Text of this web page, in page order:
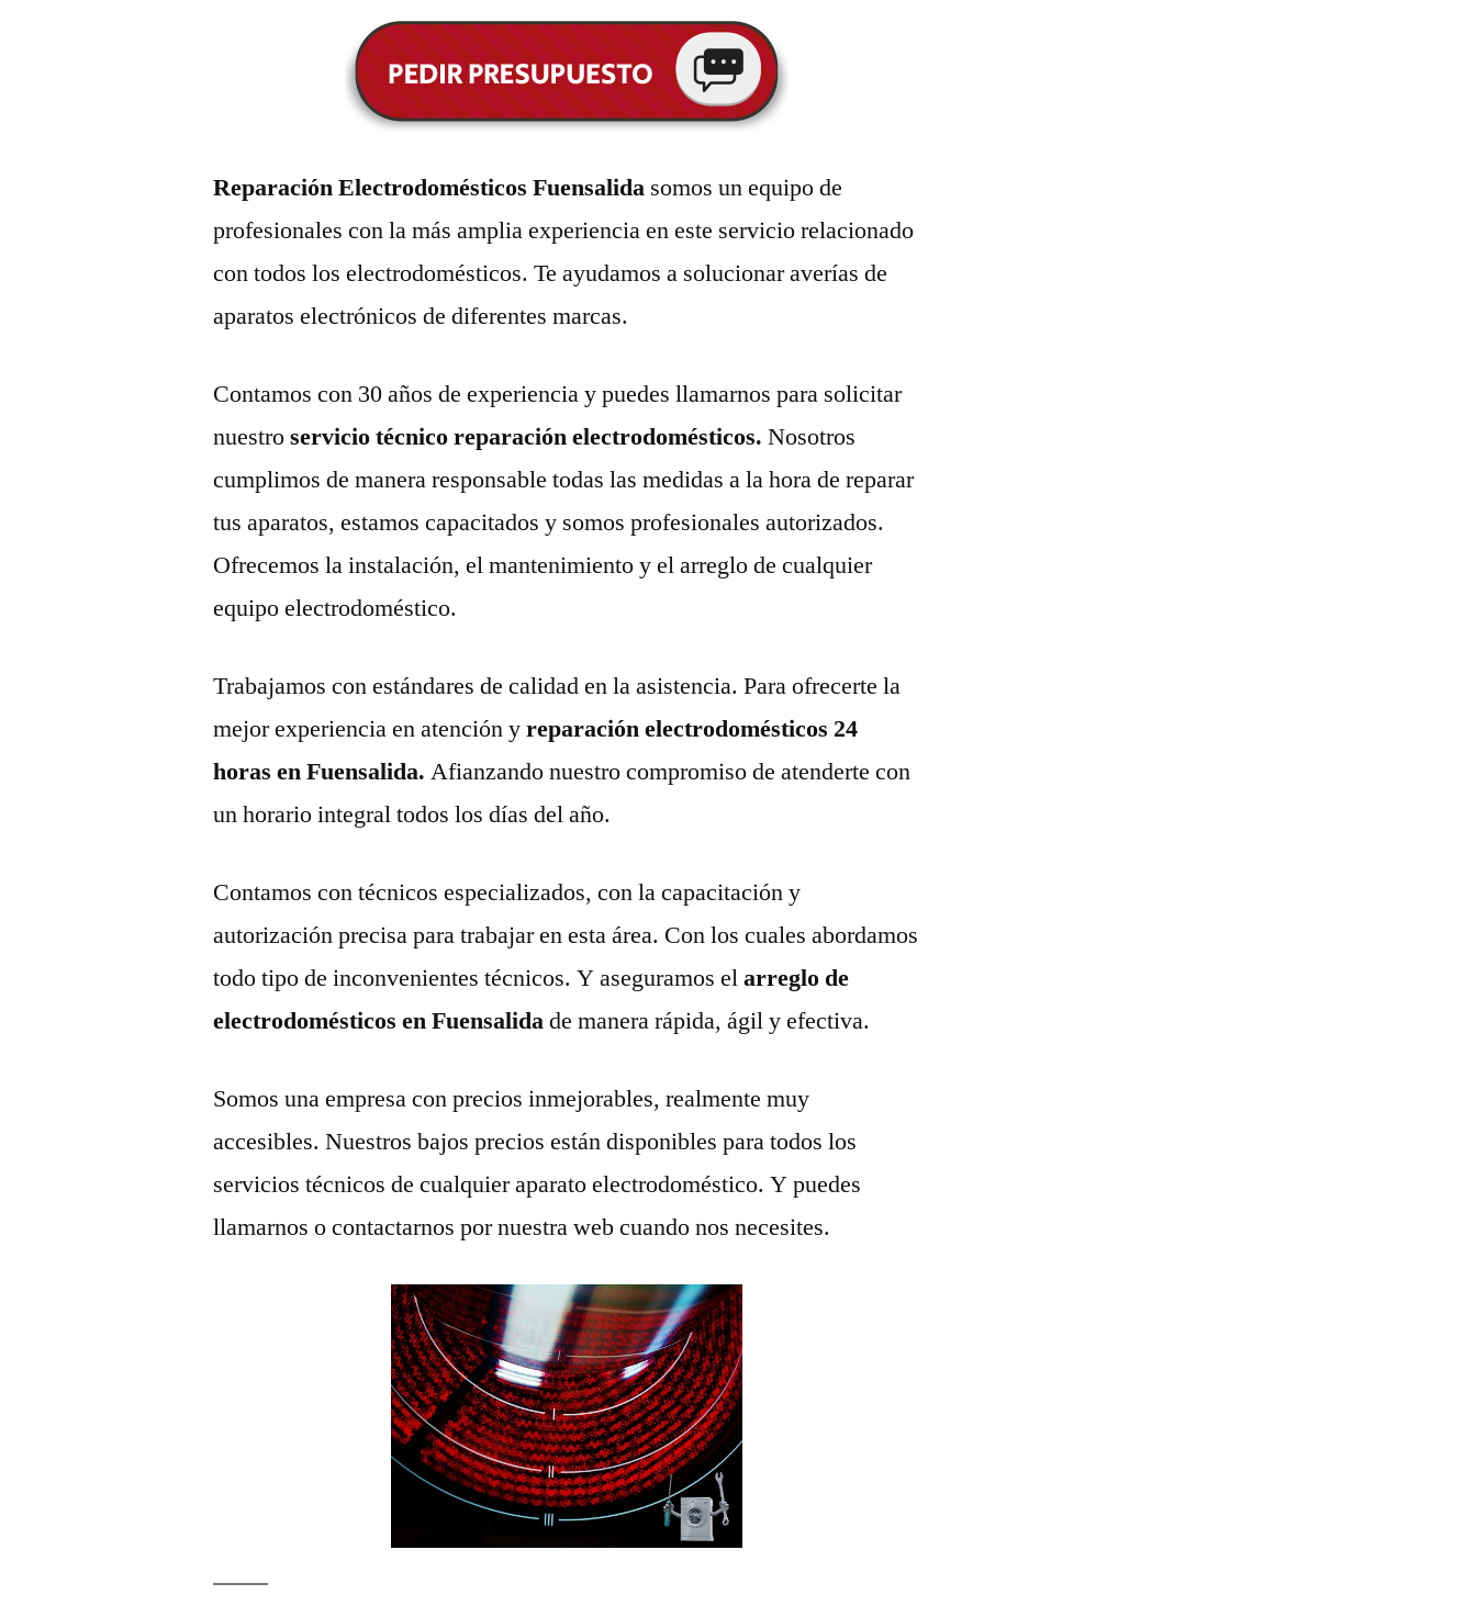
Reparación Electrodomésticos Fuensalida somos un equipo de
profesionales con la más amplia experiencia en este servicio relacionado
con todos los electrodomésticos. Te ayudamos a solucionar averías de
aparatos electrónicos de diferentes marcas.
Contamos con 30 años de experiencia y puedes llamarnos para solicitar
nuestroservicio técnico reparación electrodomésticos.Nosotros
cumplimos de manera responsable todas las medidas a la hora de reparar
tus aparatos, estamos capacitados y somos profesionales autorizados.
Ofrecemos la instalación, el mantenimiento y el arreglo de cualquier
equipo electrodoméstico.
Trabajamos con estándares de calidad en la asistencia. Para ofrecerte la
mejor experiencia en atención yreparación electrodomésticos 24
horas en Fuensalida.Afianzando nuestro compromiso de atenderte con
un horario integral todos los días del año.
Contamos con técnicos especializados, con la capacitación y
autorización precisa para trabajar en esta área. Con los cuales abordamos
todo tipo de inconvenientes técnicos. Y aseguramos elarreglo de
electrodomésticos en Fuensalidade manera rápida, ágil y efectiva.
Somos una empresa con precios inmejorables, realmente muy
accesibles. Nuestros bajos precios están disponibles para todos los
servicios técnicos de cualquier aparato electrodoméstico. Y puedes
llamarnos o contactarnos por nuestra web cuando nos necesites.